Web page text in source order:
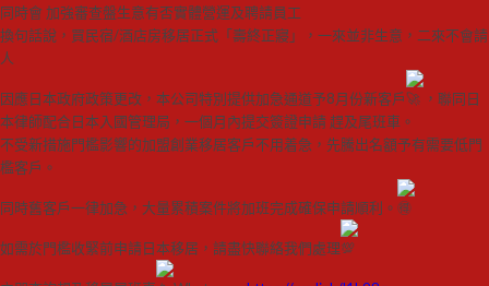
同時會 加強審查盤生意有否實體營運及聘請員工
換句話說，買民宿/酒店房移居正式「壽終正寢」，一來並非生意，二來不會請
人
因應日本政府政策更改，本公司特別提供加急通道予8月份新客戶
，聯同日
本律師配合日本入國管理局，一個月內提交簽證申請 趕及尾班車。
不受新措施門檻影響的加盟創業移居客戶不用着急，先騰出名額予有需要低門
檻客戶。
同時舊客戶一律加急，大量累積案件將加班完成確保申請順利。
如需於門檻收緊前申請日本移居，請盡快聯絡我們處理